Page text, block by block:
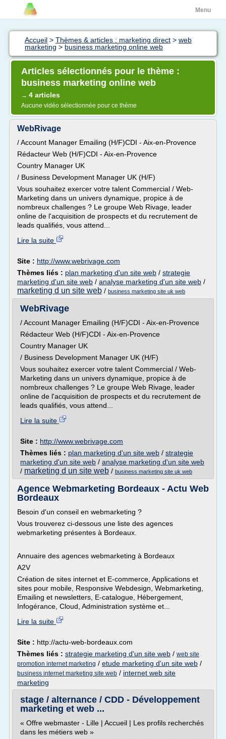
Menu
Accueil > Thèmes & articles : marketing direct > web
marketing > business marketing online web
Articles sélectionnés pour le thème :
business marketing online web
→ 4 articles
Aucune vidéo sélectionnée pour ce thème
WebRivage
/ Account Manager Emailing (H/F)CDI - Aix-en-Provence
Rédacteur Web (H/F)CDI - Aix-en-Provence
Country Manager UK
/ Business Development Manager UK (H/F)
Vous souhaitez exercer votre talent Commercial / Web-
Marketing dans un univers dynamique, propice à de
nombreux challenges ? Le groupe Web Rivage, leader
online de l'acquisition de prospects et du recrutement de
leads qualifiés, vous attend...
Lire la suite
Site : http://www.webrivage.com
Thèmes liés : plan marketing d'un site web / strategie
marketing d'un site web / analyse marketing d'un site web /
marketing d un site web / business marketing site uk web
WebRivage
/ Account Manager Emailing (H/F)CDI - Aix-en-Provence
Rédacteur Web (H/F)CDI - Aix-en-Provence
Country Manager UK
/ Business Development Manager UK (H/F)
Vous souhaitez exercer votre talent Commercial / Web-
Marketing dans un univers dynamique, propice à de
nombreux challenges ? Le groupe Web Rivage, leader
online de l'acquisition de prospects et du recrutement de
leads qualifiés, vous attend...
Lire la suite
Site : http://www.webrivage.com
Thèmes liés : plan marketing d'un site web / strategie
marketing d'un site web / analyse marketing d'un site web
/ marketing d un site web / business marketing site uk web
Agence Webmarketing Bordeaux - Actu Web
Bordeaux
Besoin d'un conseil en webmarketing ?
Vous trouverez ci-dessous une liste des agences
webmarketing présentes à Bordeaux.
Annuaire des agences webmarketing à Bordeaux
A2V
Création de sites internet et E-commerce, Applications et
sites pour mobile, Responsive Webdesign, Webmarketing,
Emailing et newsletters, E-catalogue, Hébergement,
Infogérance, Cloud, Administration système et...
Lire la suite
Site : http://actu-web-bordeaux.com
Thèmes liés : strategie marketing d'un site web / web site
promotion internet marketing / etude marketing d'un site web /
business internet marketing site web / internet web site
marketing
stage / alternance / CDD - Développement
marketing et web ...
« Offre webmaster - Lille | Accueil | Les profils recherchés
dans les métiers web »